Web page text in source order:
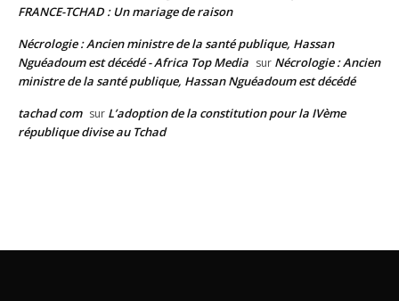
FRANCE-TCHAD : Un mariage de raison
Nécrologie : Ancien ministre de la santé publique, Hassan
Nguéadoum est décédé - Africa Top Media sur Nécrologie : Ancien
ministre de la santé publique, Hassan Nguéadoum est décédé
tachad com sur L’adoption de la constitution pour la IVème
république divise au Tchad